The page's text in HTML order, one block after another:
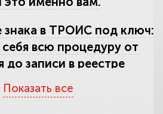
знака в ТРОИС под ключ:
всю процедуру от
до записи в реестре
Показать все